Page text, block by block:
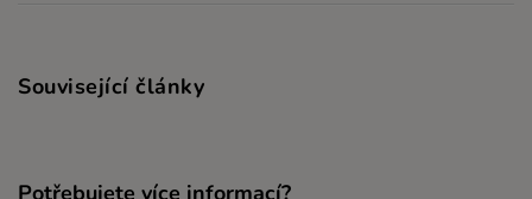
Související články
Potřebujete více informací?